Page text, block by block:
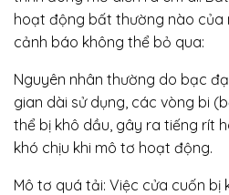
hoạt động bất thường nào của
cảnh báo không thể bỏ qua:
Nguyên nhân thường do bạc
gian dài sử dụng, các vòng bi
thể bị khô dầu, gây ra tiếng rít
khó chịu khi mô tơ hoạt động.
Mô tơ quá tải: Việc cửa cuốn bị